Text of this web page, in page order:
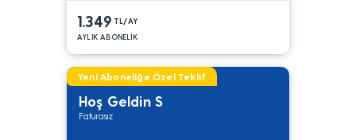
1.349 TL/AY
AYLIK ABONELİK
Yeni Aboneliğe Özel Teklif
Hoş Geldin S
Faturasız